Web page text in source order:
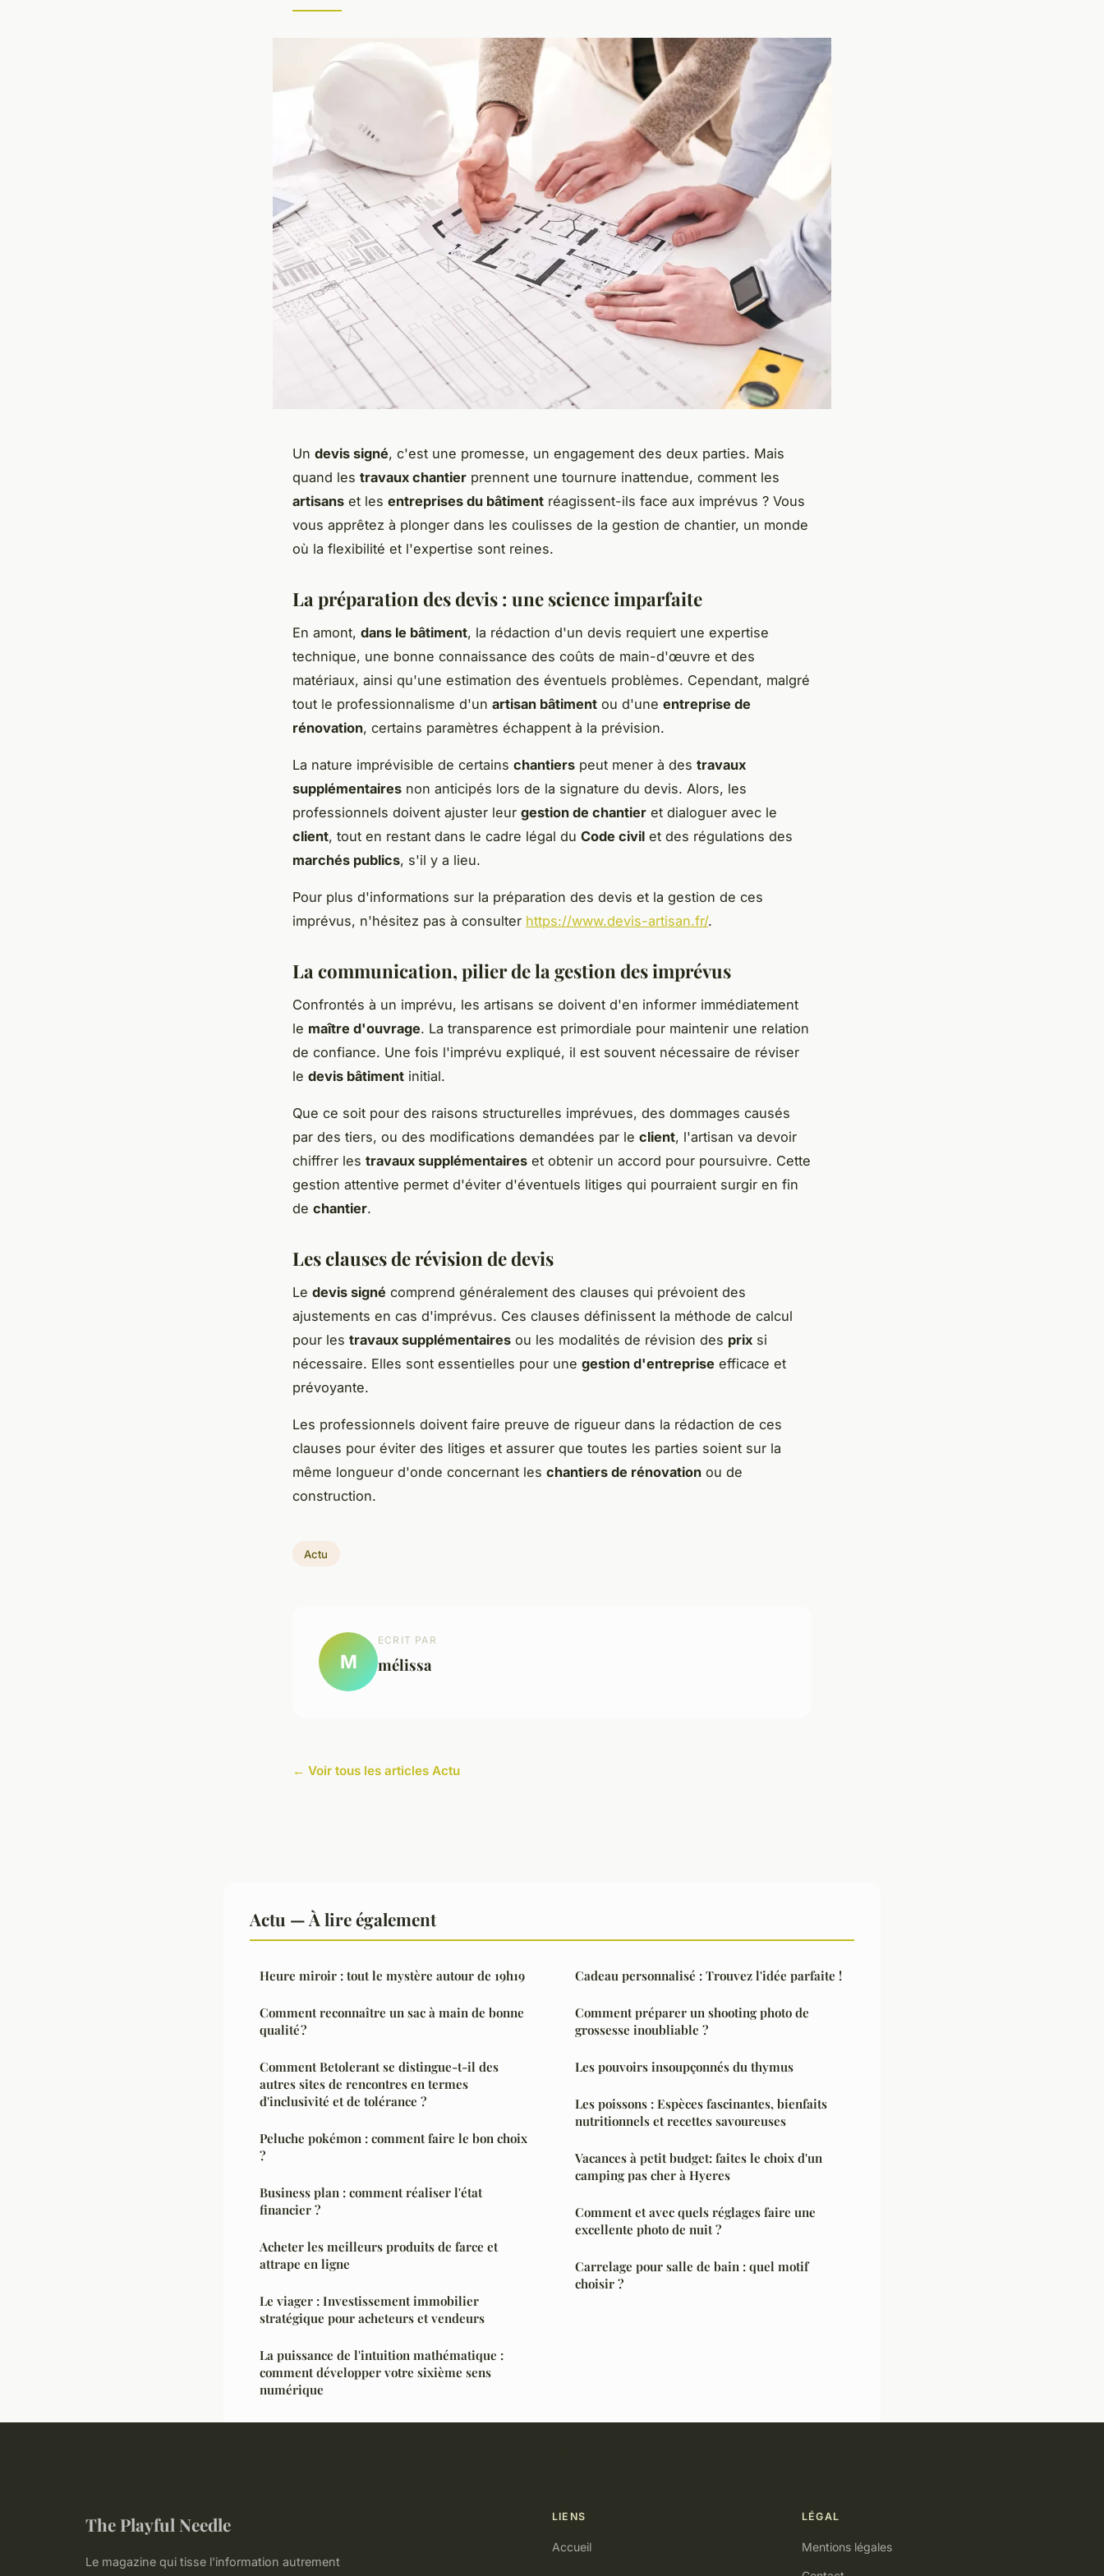
Un devis signé, c'est une promesse, un engagement des deux parties. Mais
quand les travaux chantier prennent une tournure inattendue, comment les
artisans et les entreprises du bâtiment réagissent-ils face aux imprévus ? Vous
vous apprêtez à plonger dans les coulisses de la gestion de chantier, un monde
où la flexibilité et l'expertise sont reines.
La préparation des devis : une science imparfaite
En amont, dans le bâtiment, la rédaction d'un devis requiert une expertise
technique, une bonne connaissance des coûts de main-d'œuvre et des
matériaux, ainsi qu'une estimation des éventuels problèmes. Cependant, malgré
tout le professionnalisme d'un artisan bâtiment ou d'une entreprise de
rénovation, certains paramètres échappent à la prévision.
La nature imprévisible de certains chantiers peut mener à des travaux
supplémentaires non anticipés lors de la signature du devis. Alors, les
professionnels doivent ajuster leur gestion de chantier et dialoguer avec le
client, tout en restant dans le cadre légal du Code civil et des régulations des
marchés publics, s'il y a lieu.
Pour plus d'informations sur la préparation des devis et la gestion de ces
imprévus, n'hésitez pas à consulter https://www.devis-artisan.fr/.
La communication, pilier de la gestion des imprévus
Confrontés à un imprévu, les artisans se doivent d'en informer immédiatement
le maître d'ouvrage. La transparence est primordiale pour maintenir une relation
de confiance. Une fois l'imprévu expliqué, il est souvent nécessaire de réviser
le devis bâtiment initial.
Que ce soit pour des raisons structurelles imprévues, des dommages causés
par des tiers, ou des modifications demandées par le client, l'artisan va devoir
chiffrer les travaux supplémentaires et obtenir un accord pour poursuivre. Cette
gestion attentive permet d'éviter d'éventuels litiges qui pourraient surgir en fin
de chantier.
Les clauses de révision de devis
Le devis signé comprend généralement des clauses qui prévoient des
ajustements en cas d'imprévus. Ces clauses définissent la méthode de calcul
pour les travaux supplémentaires ou les modalités de révision des prix si
nécessaire. Elles sont essentielles pour une gestion d'entreprise efficace et
prévoyante.
Les professionnels doivent faire preuve de rigueur dans la rédaction de ces
clauses pour éviter des litiges et assurer que toutes les parties soient sur la
même longueur d'onde concernant les chantiers de rénovation ou de
construction.
Actu
M
ECRIT PAR
mélissa
← Voir tous les articles Actu
Actu — À lire également
Heure miroir : tout le mystère autour de 19h19
Comment reconnaître un sac à main de bonne
qualité ?
Comment Betolerant se distingue-t-il des
autres sites de rencontres en termes
d'inclusivité et de tolérance ?
Peluche pokémon : comment faire le bon choix
?
Business plan : comment réaliser l'état
financier ?
Acheter les meilleurs produits de farce et
attrape en ligne
Le viager : Investissement immobilier
stratégique pour acheteurs et vendeurs
La puissance de l'intuition mathématique :
comment développer votre sixième sens
numérique
Cadeau personnalisé : Trouvez l'idée parfaite !
Comment préparer un shooting photo de
grossesse inoubliable ?
Les pouvoirs insoupçonnés du thymus
Les poissons : Espèces fascinantes, bienfaits
nutritionnels et recettes savoureuses
Vacances à petit budget: faites le choix d'un
camping pas cher à Hyeres
Comment et avec quels réglages faire une
excellente photo de nuit ?
Carrelage pour salle de bain : quel motif
choisir ?
The Playful Needle
Le magazine qui tisse l'information autrement
LIENS
Accueil
LÉGAL
Mentions légales